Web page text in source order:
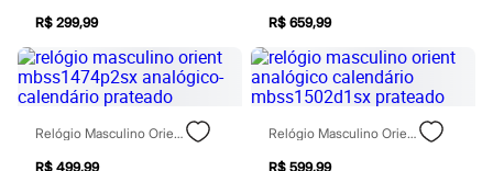
Plus size
Blusas e Camisetas
Calças
Camisas
Casacos e Jaquetas
Jeans
Moda esportiva
Shorts e Bermudas
R$ 299,99 R$ 659,99
Relógio Masculino Orient Mbss1474p2sx Analógico-Calendário Prateado
R$ 499,99
Relógio Masculino Orient Analógico Calendário Mbss1502d1sx Prateado
R$ 599,99